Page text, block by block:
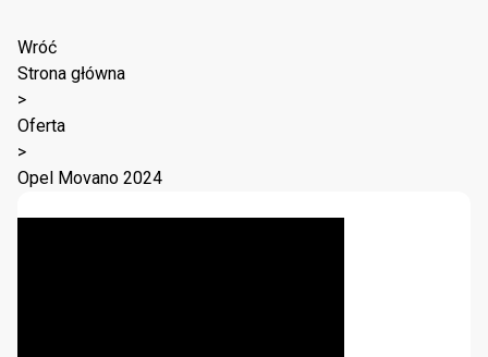
Wróć
Strona główna
>
Oferta
>
Opel Movano 2024